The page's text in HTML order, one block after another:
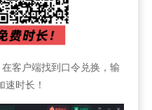
客户端找到口令兑换，输
速时长！